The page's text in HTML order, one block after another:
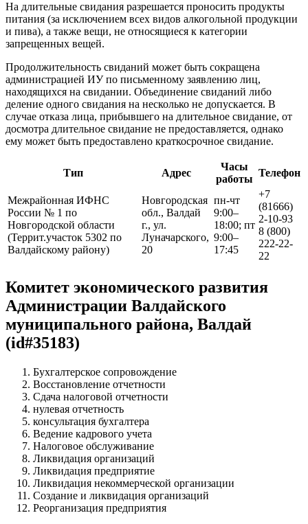
На длительные свидания разрешается проносить продукты
питания (за исключением всех видов алкогольной продукции
и пива), а также вещи, не относящиеся к категории
запрещенных вещей.
Продолжительность свиданий может быть сокращена
администрацией ИУ по письменному заявлению лиц,
находящихся на свидании. Объединение свиданий либо
деление одного свидания на несколько не допускается. В
случае отказа лица, прибывшего на длительное свидание, от
досмотра длительное свидание не предоставляется, однако
ему может быть предоставлено краткосрочное свидание.
Тип Адрес
Часы
работы
Телефон
Межрайонная ИФНС
России № 1 по
Новгородской области
(Террит.участок 5302 по
Валдайскому району)
Новгородская
обл., Валдай
г., ул.
Луначарского,
20
пн-чт
9:00–
18:00; пт
9:00–
17:45
+7
(81666)
2-10-93
8 (800)
222-22-
22
Комитет экономического развития
Администрации Валдайского
муниципального района, Валдай
(id#35183)
Бухгалтерское сопровождение
Восстановление отчетности
Сдача налоговой отчетности
нулевая отчетность
консультация бухгалтера
Ведение кадрового учета
Налоговое обслуживание
Ликвидация организаций
Ликвидация предприятие
Ликвидация некоммерческой организации
Создание и ликвидация организаций
Реорганизация предприятия